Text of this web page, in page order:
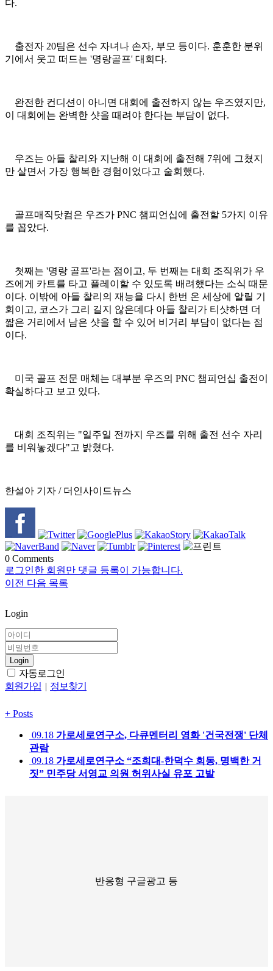
다.
출전자 20팀은 선수 자녀나 손자, 부모 등이다. 훈훈한 분위
기에서 웃고 떠드는 '명랑골프' 대회다.
완전한 컨디션이 아니면 대회에 출전하지 않는 우즈였지만,
이 대회에는 완벽한 샷을 때려야 한다는 부담이 없다.
우즈는 아들 찰리와 지난해 이 대회에 출전해 7위에 그쳤지
만 살면서 가장 행복한 경험이었다고 술회했다.
골프매직닷컴은 우즈가 PNC 챔피언십에 출전할 5가지 이유
를 꼽았다.
첫째는 '명랑 골프'라는 점이고, 두 번째는 대회 조직위가 우
즈에게 카트를 타고 플레이할 수 있도록 배려했다는 소식 때문
이다. 이밖에 아들 찰리의 재능을 다시 한번 온 세상에 알릴 기
회이고, 코스가 그리 길지 않은데다 아들 찰리가 티샷하면 더
짧은 거리에서 남은 샷을 할 수 있어 비거리 부담이 없다는 점
이다.
미국 골프 전문 매체는 대부분 우즈의 PNC 챔피언십 출전이
확실하다고 보고 있다.
대회 조직위는 "일주일 전까지 우즈를 위해 출전 선수 자리
를 비워놓겠다"고 밝혔다.
한설아 기자 / 더인사이드뉴스
0 Comments
로그인한 회원만 댓글 등록이 가능합니다.
이전 다음 목록
Login
Login
자동로그인
회원가입 | 정보찾기
+ Posts
09.18 가로세로연구소, 다큐멘터리 영화 '건국전쟁' 단체
관람
09.18 가로세로연구소 “조희대-한덕수 회동, 명백한 거
짓” 민주당 서영교 의원 허위사실 유포 고발
반응형 구글광고 등